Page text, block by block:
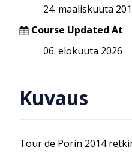
24. maaliskuuta
Course Updated At
06. elokuuta 2026
Kuvaus
Tour de Porin 2014